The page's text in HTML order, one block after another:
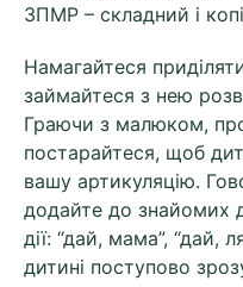
ЗПМР – складний і
Намагайтеся
займайтеся з нею
Граючи з малюком,
постарайтеся, щоб
вашу артикуляцію.
додайте до знайомих
дії: “дай, мама”, “дай,
дитині поступово